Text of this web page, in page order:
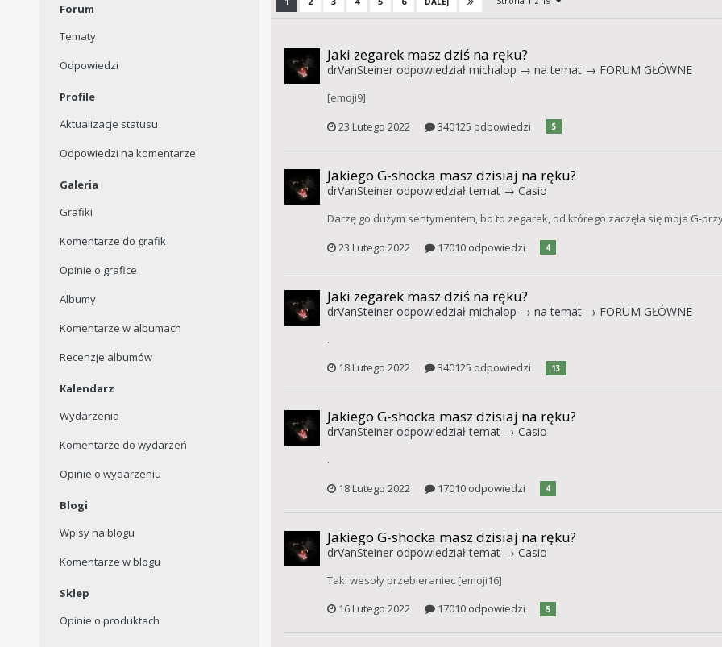
Forum
Tematy
Odpowiedzi
Profile
Aktualizacje statusu
Odpowiedzi na komentarze
Galeria
Grafiki
Komentarze do grafik
Opinie o grafice
Albumy
Komentarze w albumach
Recenzje albumów
Kalendarz
Wydarzenia
Komentarze do wydarzeń
Opinie o wydarzeniu
Blogi
Wpisy na blogu
Komentarze w blogu
Sklep
Opinie o produktach
Jaki zegarek masz dziś na ręku?
drVanSteinerodpowiedział michalop → na temat → FORUM GŁÓWNE
[emoji9]
23 Lutego 2022
340125 odpowiedzi 5
Jakiego G-shocka masz dzisiaj na ręku?
drVanSteinerodpowiedział temat → Casio
Darzę go dużym sentymentem, bo to zegarek, od którego zaczęła się moja G-
23 Lutego 2022
17010 odpowiedzi 4
Jaki zegarek masz dziś na ręku?
drVanSteinerodpowiedział michalop → na temat → FORUM GŁÓWNE
.
18 Lutego 2022
340125 odpowiedzi 13
Jakiego G-shocka masz dzisiaj na ręku?
drVanSteinerodpowiedział temat → Casio
.
18 Lutego 2022
17010 odpowiedzi 4
Jakiego G-shocka masz dzisiaj na ręku?
drVanSteinerodpowiedział temat → Casio
Taki wesoły przebieraniec [emoji16]
16 Lutego 2022
17010 odpowiedzi 5